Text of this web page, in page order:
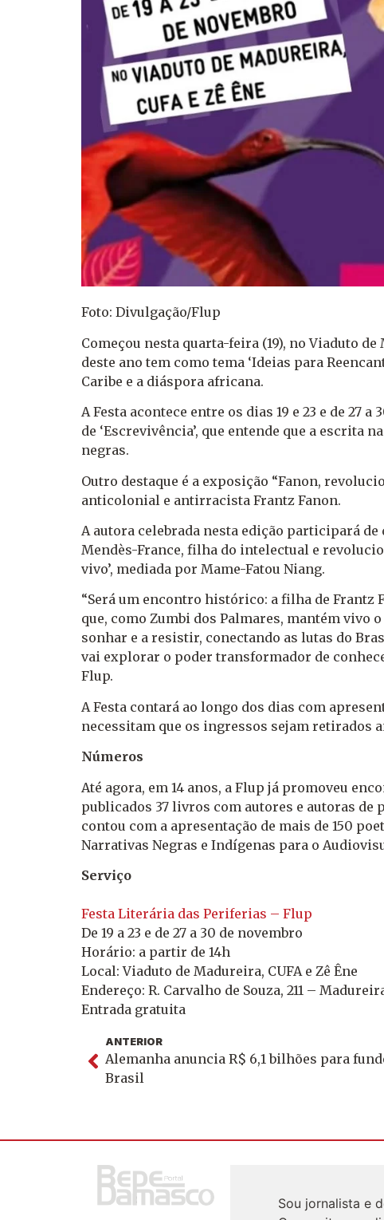
Foto: Divulgação/Flup
Começou nesta quarta-feira (19), no Viaduto
deste ano tem como tema ‘Ideias para
Caribe e a diáspora africana.
A Festa acontece entre os dias 19 e 23 e de 27
de ‘Escrevivência’, que entende que a
negras.
Outro destaque é a exposição “Fanon,
anticolonial e antirracista Frantz Fanon.
A autora celebrada nesta edição participará
Mendès-France, filha do intelectual e
vivo’, mediada por Mame-Fatou Niang.
“Será um encontro histórico: a filha de Frantz
que, como Zumbi dos Palmares, mantém vivo
sonhar e a resistir, conectando as lutas do
vai explorar o poder transformador de
Flup.
A Festa contará ao longo dos dias com
necessitam que os ingressos sejam retirados
Números
Até agora, em 14 anos, a Flup já promoveu
publicados 37 livros com autores e autoras de
contou com a apresentação de mais de 150
Narrativas Negras e Indígenas para o
Serviço
Festa Literária das Periferias – Flup
De 19 a 23 e de 27 a 30 de novembro
Horário: a partir de 14h
Local: Viaduto de Madureira, CUFA e Zê Êne
Endereço: R. Carvalho de Souza, 211 –
Entrada gratuita
ANTERIOR
Alemanha anuncia R$ 6,1 bilhões para
Brasil
Sou jornalista e